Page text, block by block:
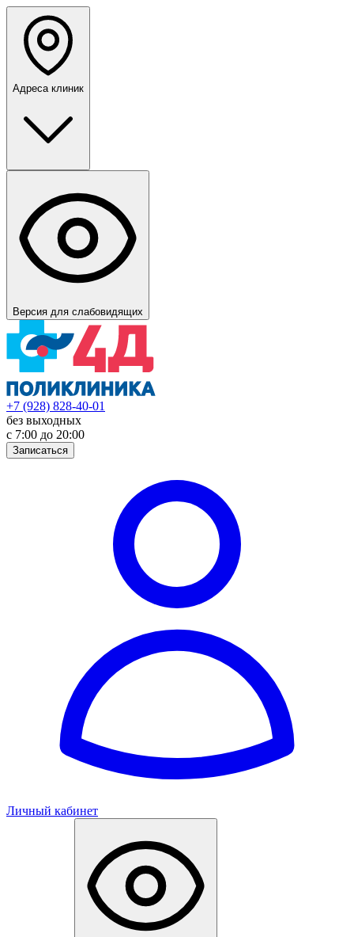
Адреса клиник
Версия для слабовидящих
+7 (928) 828-40-01
без выходных
с 7:00 до 20:00
Записаться
Личный кабинет